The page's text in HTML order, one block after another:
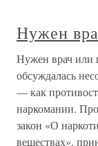
Нужен
Нужен врач или
обсуждалась
— как
наркомании.
закон «О
веществах»,